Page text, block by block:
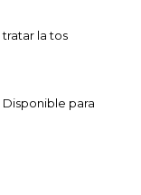
la tos
Disponible para